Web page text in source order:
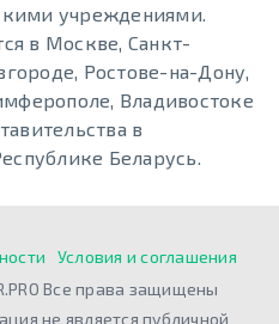
учреждениями.
в Москве, Санкт-
Ростове-на-Дону,
Владивостоке
в
Беларусь.
Условия и соглашения
Все права защищены
не является публичной